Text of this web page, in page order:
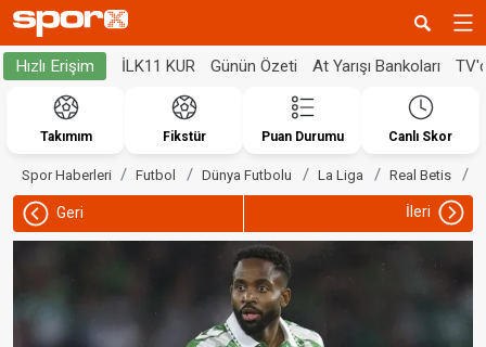
Hızlı Erişim İLK11 KUR Günün Özeti At Yarışı Bankoları
Takımım Fikstür Puan Durumu Canlı Skor
Spor Haberleri Futbol Dünya Futbolu La Liga Real Betis
Geri İleri